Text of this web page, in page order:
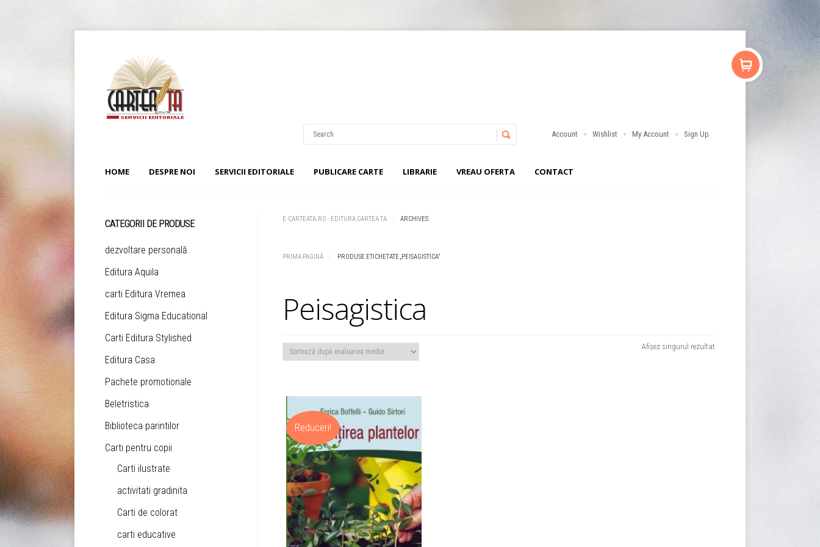
Account Wishlist My Account Sign Up
HOME DESPRE NOI SERVICII EDITORIALE PUBLICARE CARTE LIBRARIE VREAU OFERTA CONTACT
E-CARTEATA.RO - EDITURA CARTEA TA ARCHIVES
PRIMA PAGINĂ PRODUSE ETICHETATE „PEISAGISTICA”
Peisagistica
Afișez singurul rezultat
Reduceri!
CATEGORII DE PRODUSE
dezvoltare personală
Editura Aquila
carti Editura Vremea
Editura Sigma Educational
Carti Editura Stylished
Editura Casa
Pachete promotionale
Beletristica
Biblioteca parintilor
Carti pentru copii
Carti ilustrate
activitati gradinita
Carti de colorat
carti educative
Password
Remember Me